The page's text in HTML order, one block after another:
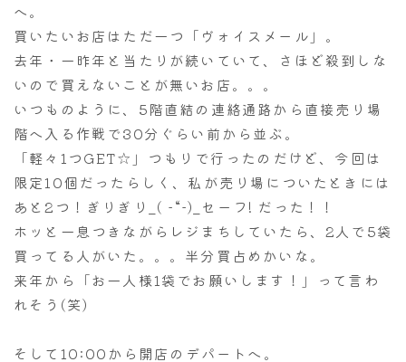
へ。
買いたいお店はただ一つ「ヴォイスメール」。
去年・一昨年と当たりが続いていて、さほど殺到しな
いので買えないことが無いお店。。。
いつものように、5階直結の連絡通路から直接売り場
階へ入る作戦で30分ぐらい前から並ぶ。
「軽々1つGET☆」つもりで行ったのだけど、今回は
限定10個だったらしく、私が売り場についたときには
あと2つ！ぎりぎり_( -“-)_セーフ! だった！！
ホッと一息つきながらレジまちしていたら、2人で5袋
買ってる人がいた。。。半分買占めかいな。
来年から「お一人様1袋でお願いします！」って言わ
れそう(笑)
そして10:00から開店のデパートへ。